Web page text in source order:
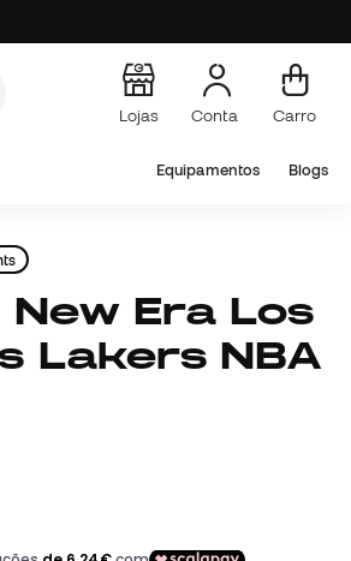
Lojas Conta Carro
Equipamentos Blogs
Lakers NBA